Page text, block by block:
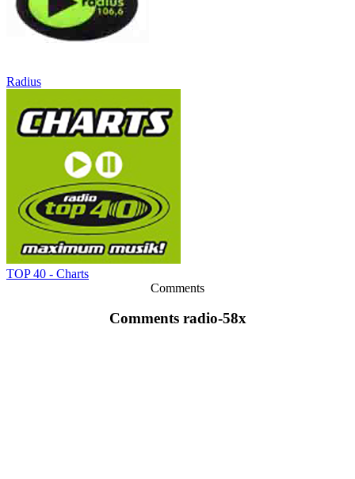
Radius
TOP 40 - Charts
Comments
Comments radio-58x